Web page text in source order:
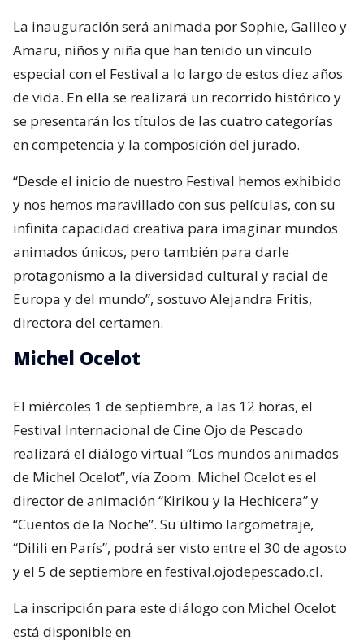
La inauguración será animada por Sophie, Galileo y
Amaru, niños y niña que han tenido un vínculo
especial con el Festival a lo largo de estos diez años
de vida. En ella se realizará un recorrido histórico y
se presentarán los títulos de las cuatro categorías
en competencia y la composición del jurado.
“Desde el inicio de nuestro Festival hemos exhibido
y nos hemos maravillado con sus películas, con su
infinita capacidad creativa para imaginar mundos
animados únicos, pero también para darle
protagonismo a la diversidad cultural y racial de
Europa y del mundo”, sostuvo Alejandra Fritis,
directora del certamen.
Michel Ocelot
El miércoles 1 de septiembre, a las 12 horas, el
Festival Internacional de Cine Ojo de Pescado
realizará el diálogo virtual “Los mundos animados
de Michel Ocelot”, vía Zoom. Michel Ocelot es el
director de animación “Kirikou y la Hechicera” y
“Cuentos de la Noche”. Su último largometraje,
“Dilili en París”, podrá ser visto entre el 30 de agosto
y el 5 de septiembre en festival.ojodepescado.cl.
La inscripción para este diálogo con Michel Ocelot
está disponible en